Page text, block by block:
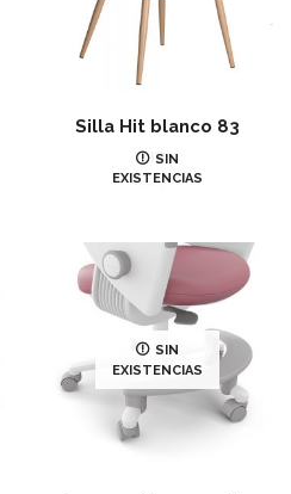
Silla Hit blanco 83
IR
€129.00
SIN
EXISTENCIAS
SIN
EXISTENCIAS